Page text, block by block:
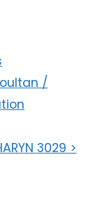
/
3029 >